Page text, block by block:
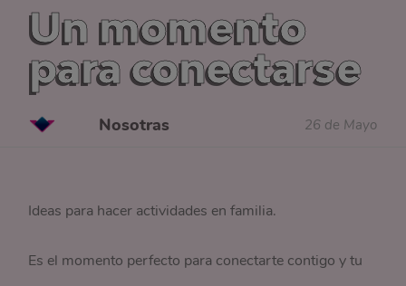
Un momento
para conectarse
Nosotras 26 de Mayo
Ideas para hacer actividades en familia.
Es el momento perfecto para conectarte contigo y tu